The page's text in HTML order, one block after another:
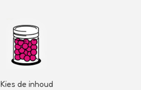
Kies de inhoud